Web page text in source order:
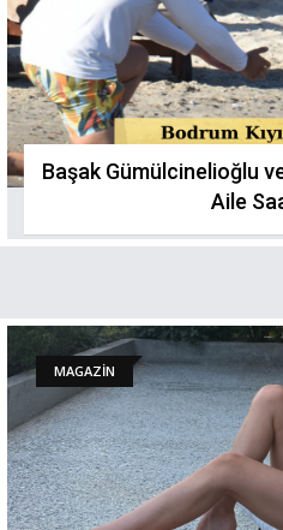
Başak Gümülcinelioğlu
Aile
MAGAZİN